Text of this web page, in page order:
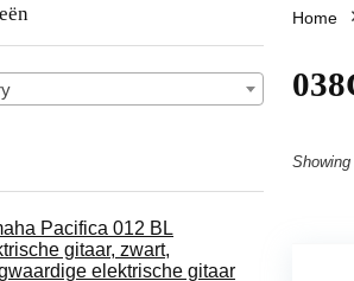
Pacifica 012 BL
gitaar, zwart,
elektrische gitaar
Home